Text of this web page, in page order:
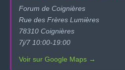
Forum de Coignières
Rue des Frères Lumières
78310 Coignières
7j/7 10:00-19:00
Voir sur Google Maps →